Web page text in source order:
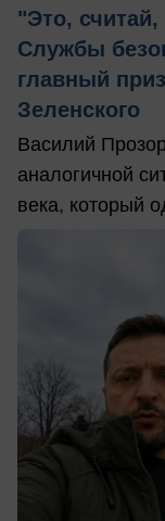
"Это,
Службы
главный
Зеленского
Василий
аналогичной
века, который